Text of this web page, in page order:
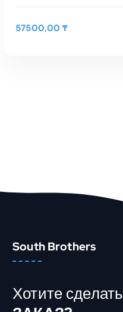
57500,00₸
South Brothers
Хотите сделать